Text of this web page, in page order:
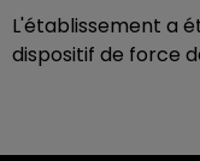
L'établissement a
dispositif de force